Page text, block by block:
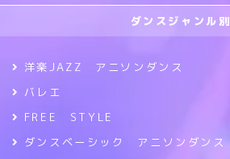
ダンスジャンル別
洋楽JAZZ アニソンダンス
バレエ
FREE STYLE
ダンスベーシック アニソンダンス